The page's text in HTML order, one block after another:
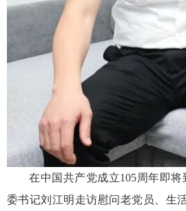
在中国共产党成立105周年即
委书记刘江明走访慰问老党员、生